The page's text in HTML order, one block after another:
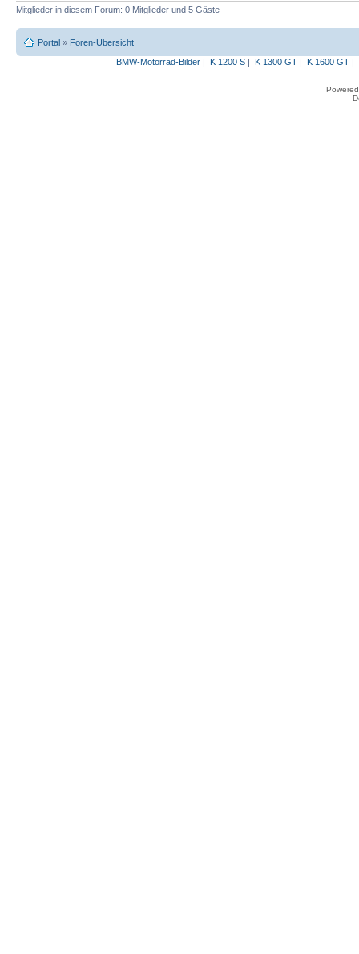
Mitglieder in diesem Forum: 0 Mitglieder und 5 Gäste
Portal » Foren-Übersicht
BMW-Motorrad-Bilder| K 1200 S| K 1300 GT| K 1600 GT|